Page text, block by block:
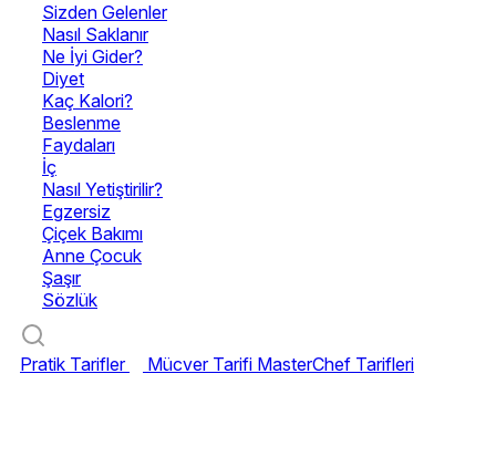
Sizden Gelenler
Nasıl Saklanır
Ne İyi Gider?
Diyet
Kaç Kalori?
Beslenme
Faydaları
İç
Nasıl Yetiştirilir?
Egzersiz
Çiçek Bakımı
Anne Çocuk
Şaşır
Sözlük
Pratik Tarifler Mücver Tarifi MasterChef Tarifleri